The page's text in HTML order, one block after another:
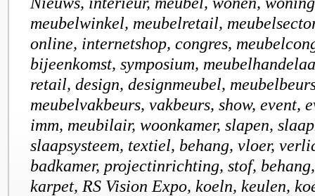
meubelwinkel, meubelretail,
online, internetshop, congres,
bijeenkomst, symposium,
retail, design, designmeubel,
meubelvakbeurs, vakbeurs, show, event,
imm, meubilair, woonkamer, slapen,
slaapsysteem, textiel, behang, vloer,
badkamer, projectinrichting, stof,
karpet, RS Vision Expo, koeln, keulen,